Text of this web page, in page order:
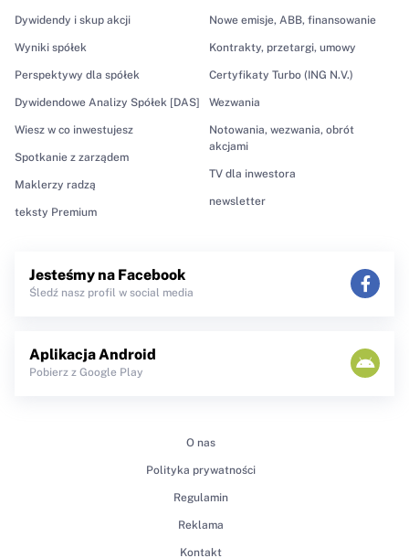
Dywidendy i skup akcji
Wyniki spółek
Perspektywy dla spółek
Dywidendowe Analizy Spółek [DAS]
Wiesz w co inwestujesz
Spotkanie z zarządem
Maklerzy radzą
teksty Premium
Nowe emisje, ABB, finansowanie
Kontrakty, przetargi, umowy
Certyfikaty Turbo (ING N.V.)
Wezwania
Notowania, wezwania, obrót
akcjami
TV dla inwestora
newsletter
Jesteśmy na Facebook
Śledź nasz profil w social media
Aplikacja Android
Pobierz z Google Play
O nas
Polityka prywatności
Regulamin
Reklama
Kontakt